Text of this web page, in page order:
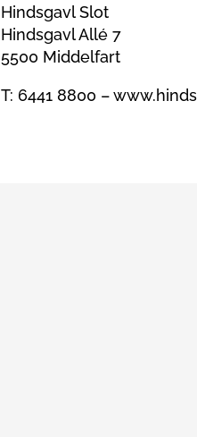
Hindsgavl Slot
Hindsgavl Allé 7
5500 Middelfart
T: 6441 8800 –